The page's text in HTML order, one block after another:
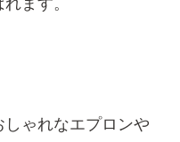
ます。
ゃれなエプロンや